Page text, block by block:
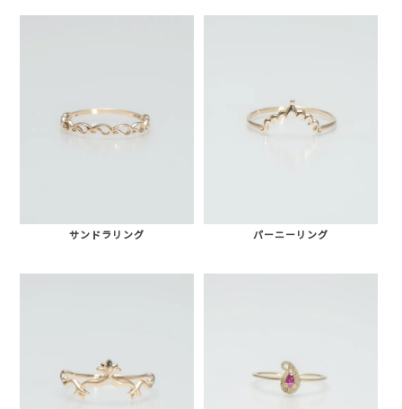
サンドラリング パーニーリング